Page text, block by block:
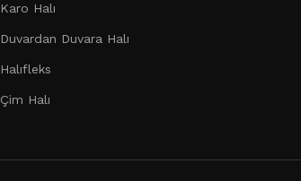
Karo Halı
Duvardan Duvara Halı
Halıfleks
Çim Halı